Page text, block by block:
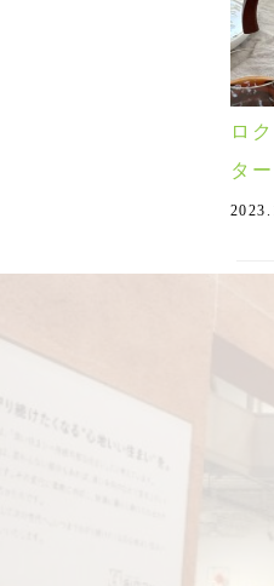
ロ
タ
ペ